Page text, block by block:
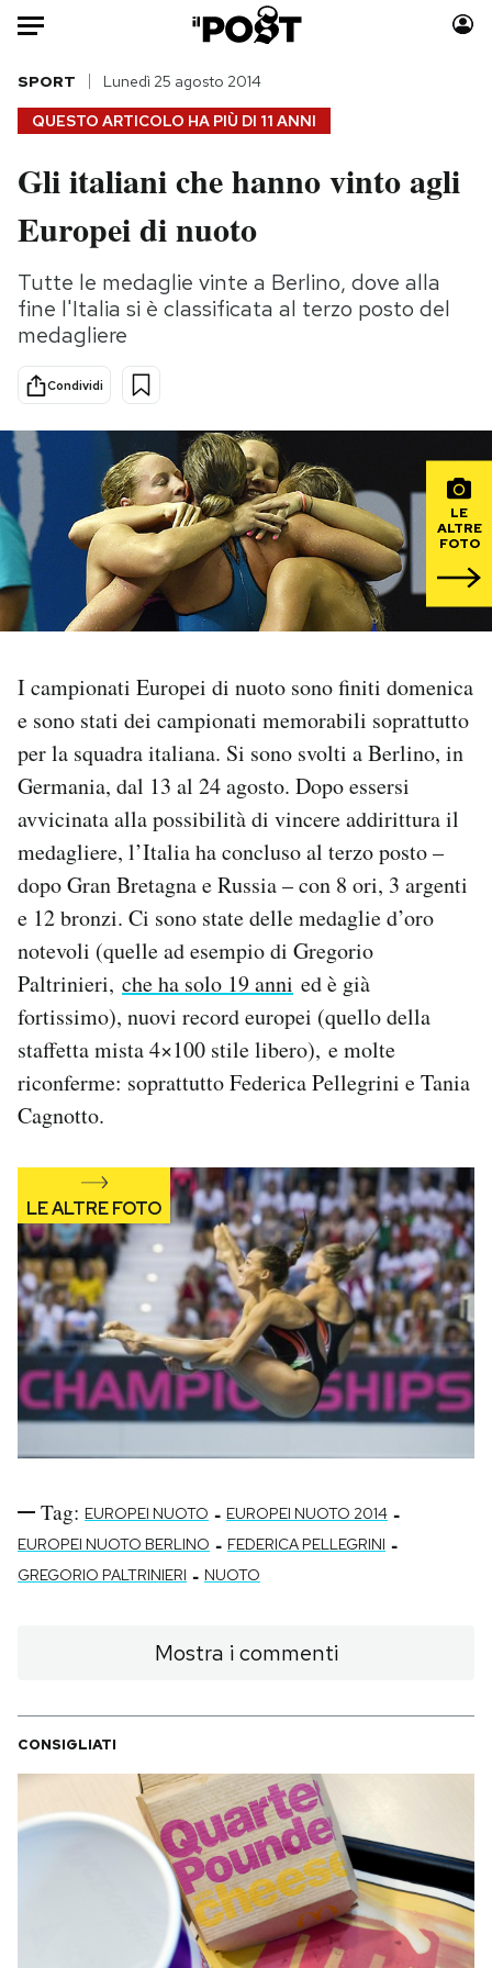
Auto
HOME
Italia
Politica
Tecnologia
Internet
Scienza
Cultura
Economia
Moda
Storie/Idee
Ok Boomer!
PODCAST
NEWSLETTER
I MIEI PREFERITI
SHOP
CALENDARIO
AREA PERSONALE
Area Personale
Notifiche mobile
Regala il Post
Hai bisogno di aiuto?
Esci
QUESTO ARTICOLO HA PIÙ DI 11 ANNI
SPORT Lunedì 25 agosto 2014
Gli italiani che hanno vinto agli
Europei di nuoto
Tutte le medaglie vinte a Berlino, dove alla
fine l'Italia si è classificata al terzo posto del
medagliere
Condividi
LE
ALTRE
FOTO
I campionati Europei di nuoto sono finiti domenica
e sono stati dei campionati memorabili soprattutto
per la squadra italiana. Si sono svolti a Berlino, in
Germania, dal 13 al 24 agosto. Dopo essersi
avvicinata alla possibilità di vincere addirittura il
medagliere, l’Italia ha concluso al terzo posto –
dopo Gran Bretagna e Russia – con 8 ori, 3 argenti
e 12 bronzi. Ci sono state delle medaglie d’oro
notevoli (quelle ad esempio di Gregorio
Paltrinieri, che ha solo 19 anni ed è già
fortissimo), nuovi record europei (quello della
staffetta mista 4×100 stile libero), e molte
riconferme: soprattutto Federica Pellegrini e Tania
Cagnotto.
Tag: EUROPEI NUOTO - EUROPEI NUOTO 2014 -
EUROPEI NUOTO BERLINO - FEDERICA PELLEGRINI -
GREGORIO PALTRINIERI - NUOTO
Mostra i commenti
CONSIGLIATI